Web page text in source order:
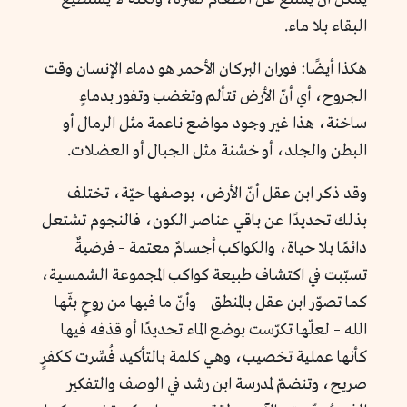
البقاء بلا ماء.
هكذا أيضًا: فوران البركان الأحمر هو دماء الإنسان وقت
الجروح، أي أنّ الأرض تتألم وتغضب وتفور بدماءٍ
ساخنة، هذا غير وجود مواضع ناعمة مثل الرمال أو
البطن والجلد، أو خشنة مثل الجبال أو العضلات.
وقد ذكر ابن عقل أنّ الأرض، بوصفها حيّة، تختلف
بذلك تحديدًا عن باقي عناصر الكون، فالنجوم تشتعل
دائمًا بلا حياة، والكواكب أجسامٌ معتمة – فرضيةٌ
تسبّبت في اكتشاف طبيعة كواكب المجموعة الشمسية،
كما تصوّر ابن عقل بالمنطق – وأنّ ما فيها من روحٍ بثّها
الله – لعلّها تكرّست بوضع الماء تحديدًا أو قذفه فيها
كأنها عملية تخصيب، وهي كلمة بالتأكيد فُسِّرت ككفرٍ
صريح، وتنضمّ لمدرسة ابن رشد في الوصف والتفكير